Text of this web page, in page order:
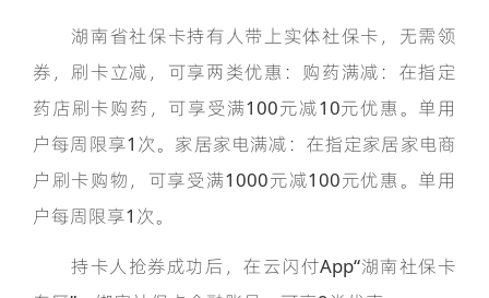
湖南省社保卡持有人带上实体社保卡，无需领
券，刷卡立减，可享两类优惠：购药满减：在指定
药店刷卡购药，可享受满100元减10元优惠。单用
户每周限享1次。家居家电满减：在指定家居家电商
户刷卡购物，可享受满1000元减100元优惠。单用
户每周限享1次。
持卡人抢券成功后，在云闪付App“湖南社保卡